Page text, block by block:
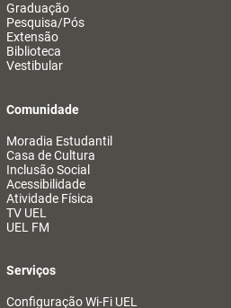
Graduação
Pesquisa/Pós
Extensão
Biblioteca
Vestibular
Comunidade
Moradia Estudantil
Casa de Cultura
Inclusão Social
Acessibilidade
Atividade Física
TV UEL
UEL FM
Serviços
Configuração Wi-Fi UEL